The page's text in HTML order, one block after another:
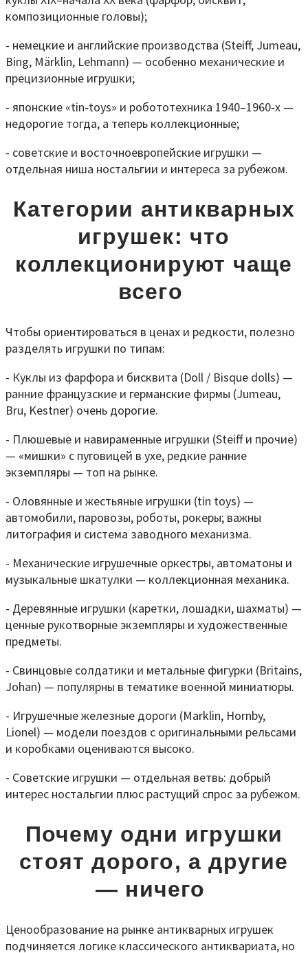
композиционные головы);
- немецкие и английские производства (Steiff, Jumeau,
Bing, Märklin, Lehmann) — особенно механические и
прецизионные игрушки;
- японские «tin‑toys» и робототехника 1940–1960‑х —
недорогие тогда, а теперь коллекционные;
- советские и восточноевропейские игрушки —
отдельная ниша ностальгии и интереса за рубежом.
Категории антикварных
игрушек: что
коллекционируют чаще
всего
Чтобы ориентироваться в ценах и редкости, полезно
разделять игрушки по типам:
- Куклы из фарфора и бисквита (Doll / Bisque dolls) —
ранние французские и германские фирмы (Jumeau,
Bru, Kestner) очень дорогие.
- Плюшевые и навираменные игрушки (Steiff и прочие)
— «мишки» с пуговицей в ухе, редкие ранние
экземпляры — топ на рынке.
- Оловянные и жестьяные игрушки (tin toys) —
автомобили, паровозы, роботы, рокеры; важны
литография и система заводного механизма.
- Механические игрушечные оркестры, автоматоны и
музыкальные шкатулки — коллекционная механика.
- Деревянные игрушки (каретки, лошадки, шахматы) —
ценные рукотворные экземпляры и художественные
предметы.
- Свинцовые солдатики и метальные фигурки (Britains,
Johan) — популярны в тематике военной миниатюры.
- Игрушечные железные дороги (Marklin, Hornby,
Lionel) — модели поездов с оригинальными рельсами
и коробками оцениваются высоко.
- Советские игрушки — отдельная ветвь: добрый
интерес ностальгии плюс растущий спрос за рубежом.
Почему одни игрушки
стоят дорого, а другие
— ничего
Ценообразование на рынке антикварных игрушек
подчиняется логике классического антиквариата, но